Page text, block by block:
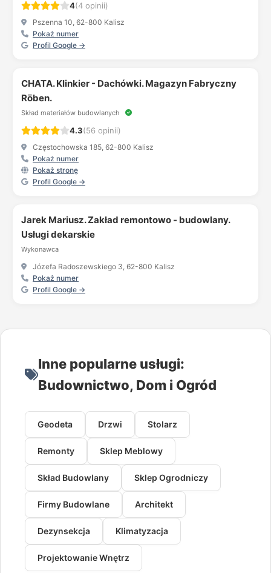
4(4 opinii)
Pszenna 10, 62-800 Kalisz
Pokaż numer
Profil Google →
CHATA. Klinkier - Dachówki. Magazyn Fabryczny
Röben.
Skład materiałów budowlanych
4.3(56 opinii)
Częstochowska 185, 62-800 Kalisz
Pokaż numer
Pokaż stronę
Profil Google →
Jarek Mariusz. Zakład remontowo - budowlany.
Usługi dekarskie
Wykonawca
Józefa Radoszewskiego 3, 62-800 Kalisz
Pokaż numer
Profil Google →
Inne popularne usługi:
Budownictwo, Dom i Ogród
Geodeta Drzwi Stolarz
Remonty Sklep Meblowy
Skład Budowlany Sklep Ogrodniczy
Firmy Budowlane Architekt
Dezynsekcja Klimatyzacja
Projektowanie Wnętrz